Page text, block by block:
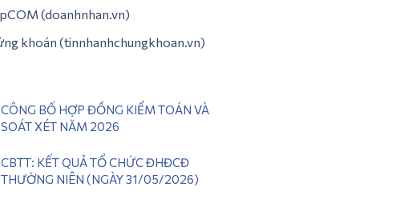
(doanhnhan.vn)
khoán (tinnhanhchungkhoan.vn)
CÔNG BỐ HỢP ĐỒNG KIỂM TOÁN VÀ
SOÁT XÉT NĂM 2026
CBTT: KẾT QUẢ TỔ CHỨC ĐHĐCĐ
THƯỜNG NIÊN (NGÀY 31/05/2026)